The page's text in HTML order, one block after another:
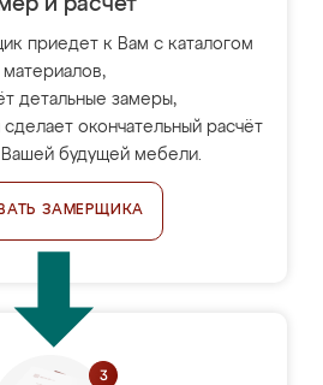
и расчет
приедет к Вам с каталогом
материалов,
детальные замеры,
окончательный расчёт
будущей мебели.
ЗАМЕРЩИКА